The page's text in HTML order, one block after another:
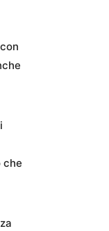
che